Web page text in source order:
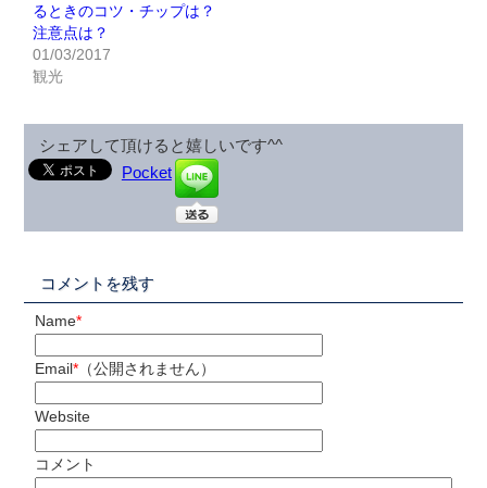
るときのコツ・チップは？
注意点は？
01/03/2017
観光
シェアして頂けると嬉しいです^^
Pocket
コメントを残す
Name*
Email*（公開されません）
Website
コメント